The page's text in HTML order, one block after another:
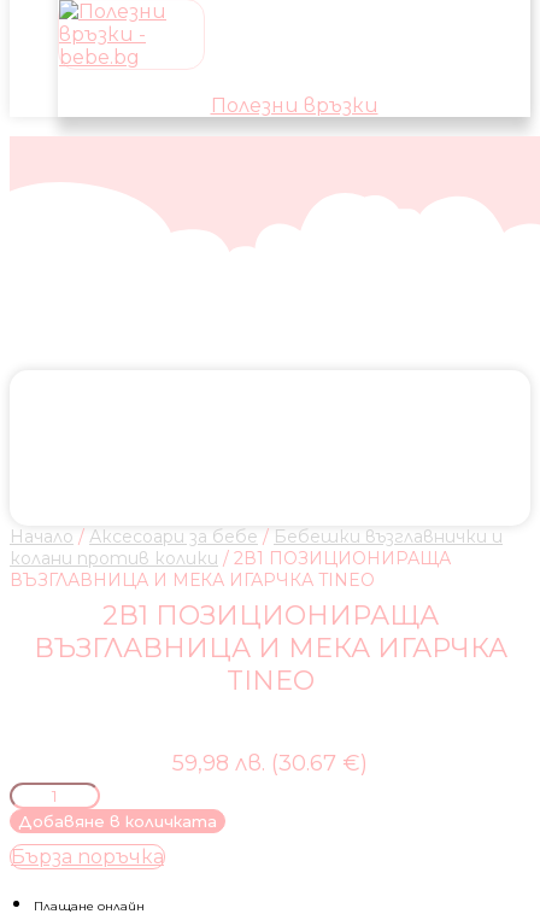
Полезни връзки
Начало / Аксесоари за бебе / Бебешки възглавнички и
колани против колики / 2В1 ПОЗИЦИОНИРАЩА
ВЪЗГЛАВНИЦА И МЕКА ИГАРЧКА TINEO
2В1 ПОЗИЦИОНИРАЩА
ВЪЗГЛАВНИЦА И МЕКА ИГАРЧКА
TINEO
59,98 лв. (30.67 €)
количество
за
2В1
ПОЗИЦИОНИРАЩА
И
Добавяне в количката
Бърза поръчка
Плащане онлайн